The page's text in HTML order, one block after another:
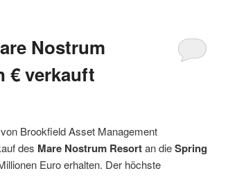
Nostrum
€ verkauft
Brookfield Asset Management
des Mare Nostrum Resortan dieSpring
Euro erhalten. Der höchste